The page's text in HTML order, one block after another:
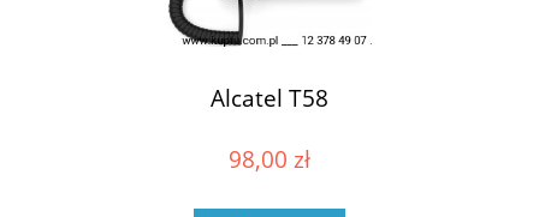
Alcatel T58
98,00 zł